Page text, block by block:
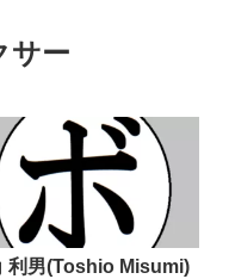
サー
利男(Toshio Misumi)